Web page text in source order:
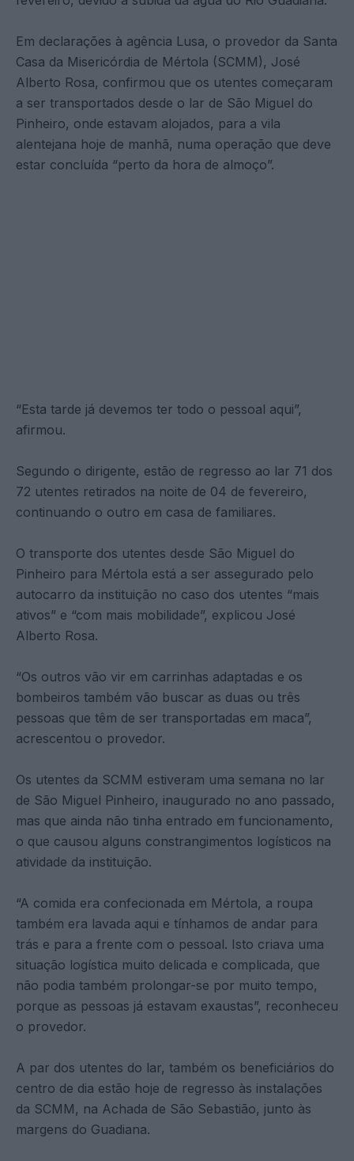
Em declarações à agência Lusa, o provedor da Santa
Casa da Misericórdia de Mértola (SCMM), José
Alberto Rosa, confirmou que os utentes começaram
a ser transportados desde o lar de São Miguel do
Pinheiro, onde estavam alojados, para a vila
alentejana hoje de manhã, numa operação que deve
estar concluída “perto da hora de almoço”.
“Esta tarde já devemos ter todo o pessoal aqui”,
afirmou.
Segundo o dirigente, estão de regresso ao lar 71 dos
72 utentes retirados na noite de 04 de fevereiro,
continuando o outro em casa de familiares.
O transporte dos utentes desde São Miguel do
Pinheiro para Mértola está a ser assegurado pelo
autocarro da instituição no caso dos utentes “mais
ativos” e “com mais mobilidade”, explicou José
Alberto Rosa.
“Os outros vão vir em carrinhas adaptadas e os
bombeiros também vão buscar as duas ou três
pessoas que têm de ser transportadas em maca”,
acrescentou o provedor.
Os utentes da SCMM estiveram uma semana no lar
de São Miguel Pinheiro, inaugurado no ano passado,
mas que ainda não tinha entrado em funcionamento,
o que causou alguns constrangimentos logísticos na
atividade da instituição.
“A comida era confecionada em Mértola, a roupa
também era lavada aqui e tínhamos de andar para
trás e para a frente com o pessoal. Isto criava uma
situação logística muito delicada e complicada, que
não podia também prolongar-se por muito tempo,
porque as pessoas já estavam exaustas”, reconheceu
o provedor.
A par dos utentes do lar, também os beneficiários do
centro de dia estão hoje de regresso às instalações
da SCMM, na Achada de São Sebastião, junto às
margens do Guadiana.